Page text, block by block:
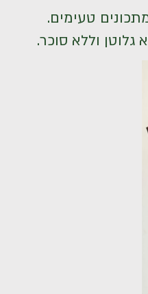
טעימים.
וללא סוכר.